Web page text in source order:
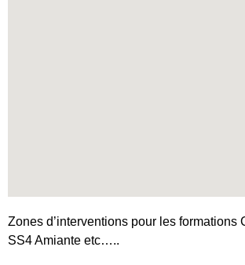
Zones d’interventions pour les
SS4 Amiante etc…..